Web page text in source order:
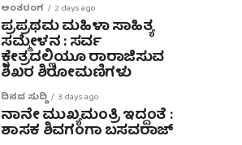
ಅಂತರಂಗ 2 days ago
ಪ್ರಪ್ರಥಮ ಮಹಿಳಾ ಸಾಹಿತ್ಯ
ಸಮ್ಮೇಳನ : ಸರ್ವ
ಕ್ಷೇತ್ರದಲ್ಲಿಯೂ ರಾರಾಜಿಸುವ
ಶಿಖರ ಶಿರೋಮಣಿಗಳು
ದಿನದ ಸುದ್ದಿ 3 days ago
ನಾನೇ ಮುಖ್ಯಮಂತ್ರಿ ಇದ್ದಂತೆ :
ಶಾಸಕ ಶಿವಗಂಗಾ ಬಸವರಾಜ್